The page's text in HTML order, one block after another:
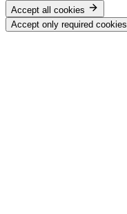
Accept all cookies
Accept only required cookies